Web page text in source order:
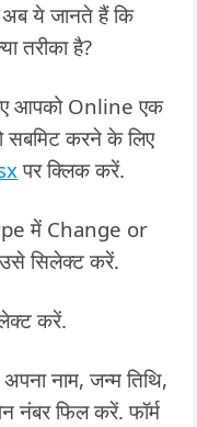
अब ये जानते हैं कि
तरीका है?
आपको Online एक
सबमिट करने के लिए
पर क्लिक करें.
में Change or
सिलेक्ट करें.
करें.
नाम, जन्म तिथि,
नंबर फिल करें. फॉर्म